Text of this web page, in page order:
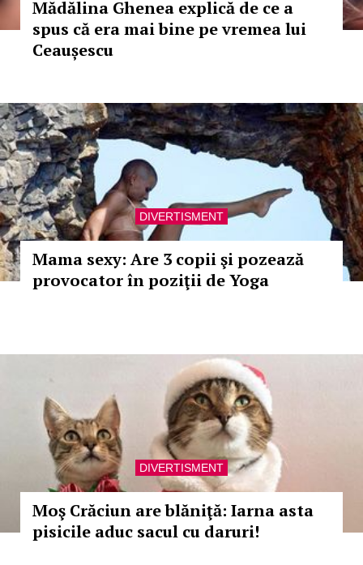
Mădălina Ghenea explică de ce a
spus că era mai bine pe vremea lui
Ceaușescu
DIVERTISMENT
Mama sexy: Are 3 copii şi pozează
provocator în poziţii de Yoga
DIVERTISMENT
Moş Crăciun are blăniţă: Iarna asta
pisicile aduc sacul cu daruri!